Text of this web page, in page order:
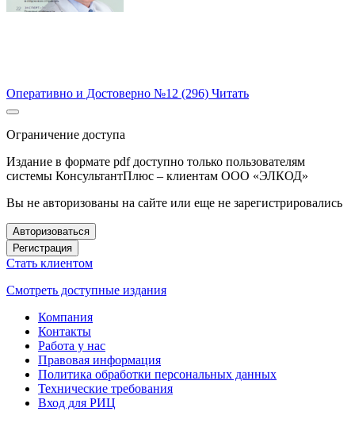
Оперативно и Достоверно №12 (296) Читать
Ограничение доступа
Издание в формате pdf доступно только пользователям
системы КонсультантПлюс – клиентам ООО «ЭЛКОД»
Вы не авторизованы на сайте или еще не зарегистрировались
Авторизоваться
Регистрация
Стать клиентом
Смотреть доступные издания
Компания
Контакты
Работа у нас
Правовая информация
Политика обработки персональных данных
Технические требования
Вход для РИЦ